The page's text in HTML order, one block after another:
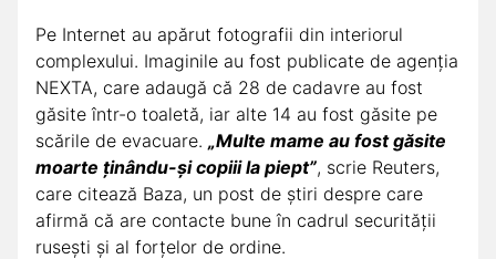
Pe Internet au apărut fotografii din interiorul
complexului. Imaginile au fost publicate de agenția
NEXTA, care adaugă că 28 de cadavre au fost
găsite într-o toaletă, iar alte 14 au fost găsite pe
scările de evacuare. „Multe mame au fost găsite
moarte ţinându-şi copiii la piept”, scrie Reuters,
care citează Baza, un post de ştiri despre care
afirmă că are contacte bune în cadrul securităţii
ruseşti şi al forţelor de ordine.